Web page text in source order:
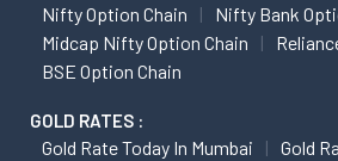
Nifty Option Chain
Nifty Bank
Midcap Nifty Option Chain
BSE Option Chain
GOLD RATES :
Gold Rate Today In Mumbai
Gold